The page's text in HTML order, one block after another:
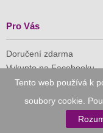
Tento web používá k
soubory cookie.
Pro Vás
Doručení zdarma
Vykupto na Facebooku
Důvěryhodný nákup
Naše